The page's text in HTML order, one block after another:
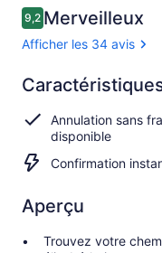
Avis
9,29,2 sur 10 –
Merveilleux
Afficher les 34 avis
9.29.2 sur 10
Merveilleux
Afficher
les 34 avis
Annulation sans
disponible
Confirmation
Aperçu
Trouvez votre